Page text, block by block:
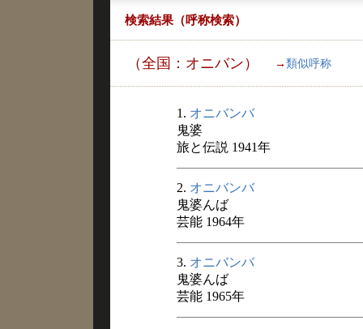
検索結果（呼称検索）
（全国：オニバン） → 類似呼称
1. オニバンバ
鬼婆
旅と伝説 1941年
2. オニバンバ
鬼婆んば
芸能 1964年
3. オニバンバ
鬼婆んば
芸能 1965年